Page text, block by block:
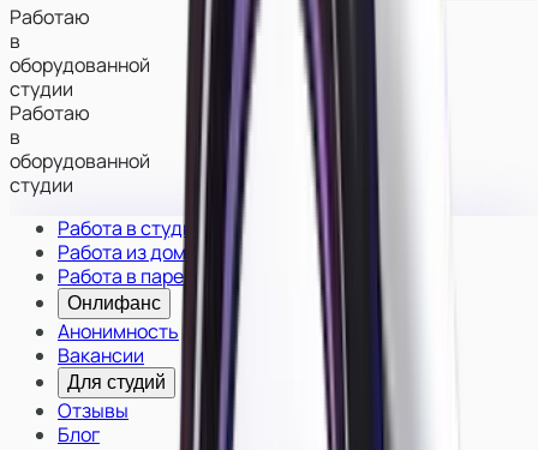
Работаю
в
оборудованной
студии
Работаю
в
оборудованной
студии
Работа в студии
Работа из дома
Работа в паре
Онлифанс
Анонимность
Вакансии
Для студий
Отзывы
Блог